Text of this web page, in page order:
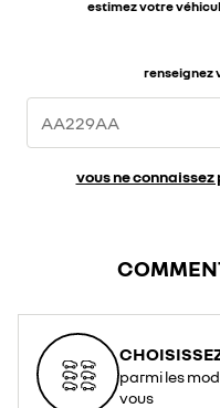
estimez votre
renseignez
vous ne
parmi les
vous